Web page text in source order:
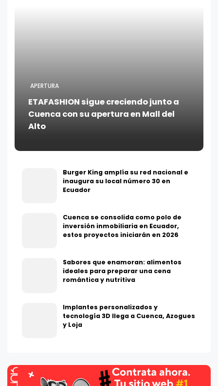
APERTURA
ETAFASHION sigue creciendo junto a
Cuenca con su apertura en Mall del
Alto
Burger King amplía su red nacional e
inaugura su local número 30 en
Ecuador
Cuenca se consolida como polo de
inversión inmobiliaria en Ecuador,
estos proyectos iniciarán en 2026
Sabores que enamoran: alimentos
ideales para preparar una cena
romántica y nutritiva
Implantes personalizados y
tecnología 3D llega a Cuenca, Azogues
y Loja